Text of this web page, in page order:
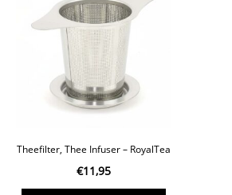
Theefilter, Thee Infuser – RoyalTea
€11,95